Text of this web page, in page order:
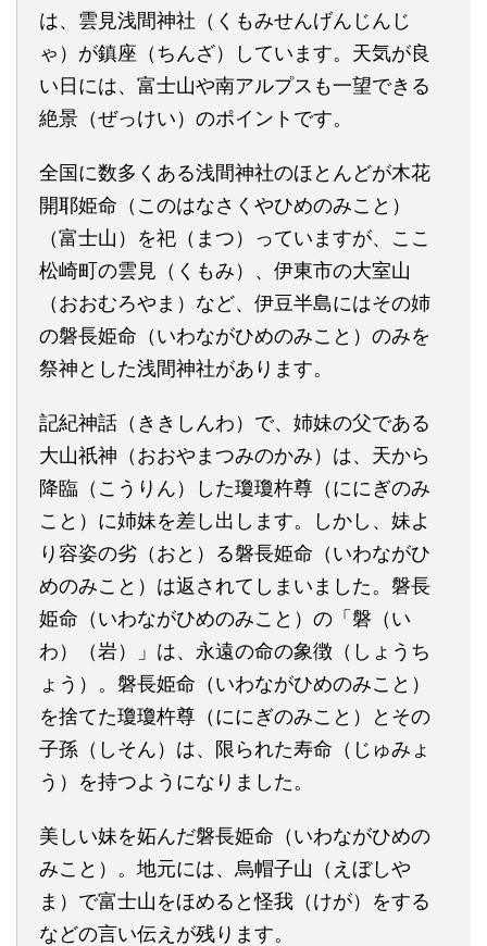
は、雲見浅間神社（くもみせんげんじんじ
ゃ）が鎮座（ちんざ）しています。天気が良
い日には、富士山や南アルプスも一望できる
絶景（ぜっけい）のポイントです。
全国に数多くある浅間神社のほとんどが木花
開耶姫命（このはなさくやひめのみこと）
（富士山）を祀（まつ）っていますが、ここ
松崎町の雲見（くもみ）、伊東市の大室山
（おおむろやま）など、伊豆半島にはその姉
の磐長姫命（いわながひめのみこと）のみを
祭神とした浅間神社があります。
記紀神話（ききしんわ）で、姉妹の父である
大山祇神（おおやまつみのかみ）は、天から
降臨（こうりん）した瓊瓊杵尊（ににぎのみ
こと）に姉妹を差し出します。しかし、妹よ
り容姿の劣（おと）る磐長姫命（いわながひ
めのみこと）は返されてしまいました。磐長
姫命（いわながひめのみこと）の「磐（い
わ）（岩）」は、永遠の命の象徴（しょうち
ょう）。磐長姫命（いわながひめのみこと）
を捨てた瓊瓊杵尊（ににぎのみこと）とその
子孫（しそん）は、限られた寿命（じゅみょ
う）を持つようになりました。
美しい妹を妬んだ磐長姫命（いわながひめの
みこと）。地元には、烏帽子山（えぼしや
ま）で富士山をほめると怪我（けが）をする
などの言い伝えが残ります。